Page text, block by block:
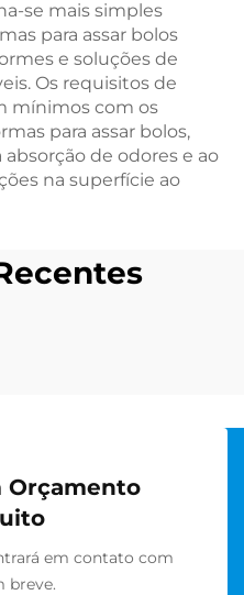
se mais simples
para assar bolos
e soluções de
Os requisitos de
mínimos com os
para assar bolos,
de odores e ao
na superfície ao
Orçamento
em contato com
breve.